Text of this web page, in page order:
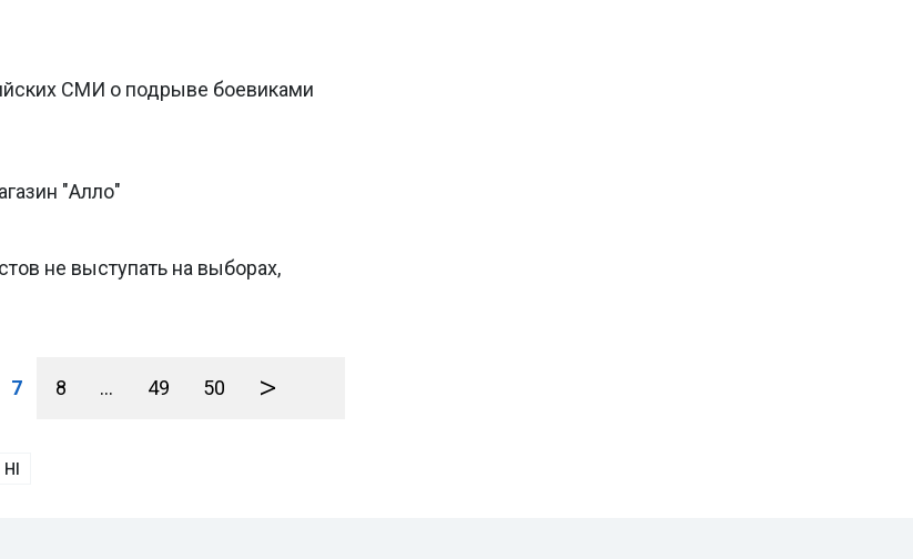
СМИ о подрыве боевиками
"Алло"
не выступать на выборах,
7 8 ... 49 50 >
НІ